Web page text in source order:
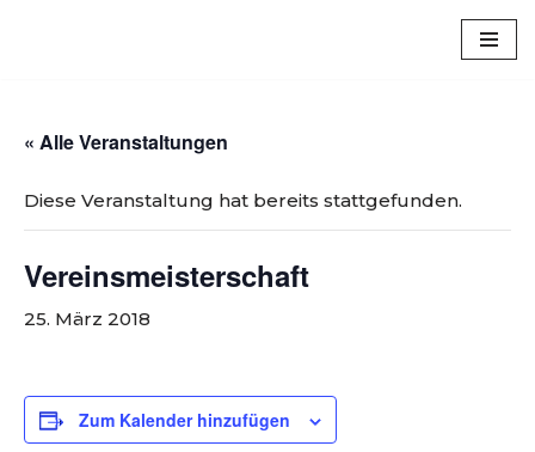
« Alle Veranstaltungen
Diese Veranstaltung hat bereits stattgefunden.
Vereinsmeisterschaft
25. März 2018
Zum Kalender hinzufügen